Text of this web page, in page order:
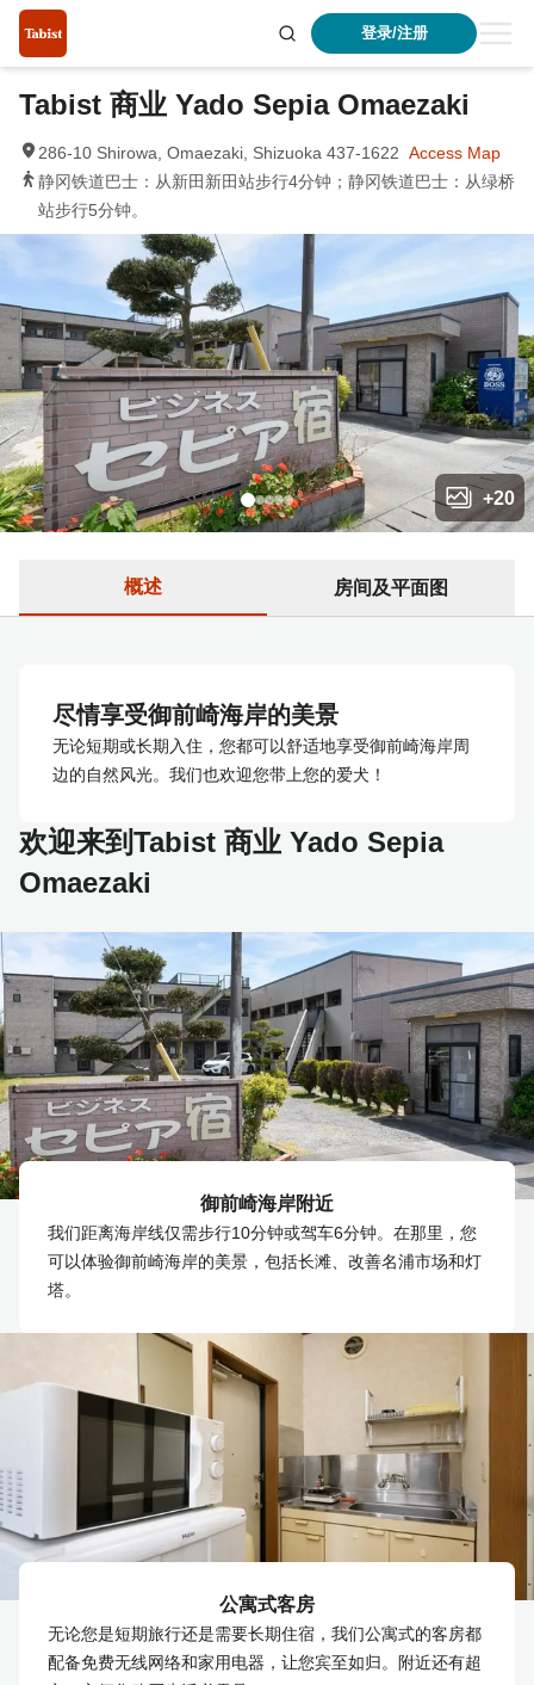
登录/注册
+20
Tabist 商业 Yado Sepia Omaezaki
286-10 Shirowa, Omaezaki, Shizuoka 437-1622 Access Map
静冈铁道巴士：从新田新田站步行4分钟；静冈铁道巴士：从绿桥
站步行5分钟。
概述 房间及平面图
尽情享受御前崎海岸的美景
无论短期或长期入住，您都可以舒适地享受御前崎海岸周
边的自然风光。我们也欢迎您带上您的爱犬！
欢迎来到Tabist 商业 Yado Sepia
Omaezaki
御前崎海岸附近
我们距离海岸线仅需步行10分钟或驾车6分钟。在那里，您
可以体验御前崎海岸的美景，包括长滩、改善名浦市场和灯
塔。
公寓式客房
无论您是短期旅行还是需要长期住宿，我们公寓式的客房都
配备免费无线网络和家用电器，让您宾至如归。附近还有超